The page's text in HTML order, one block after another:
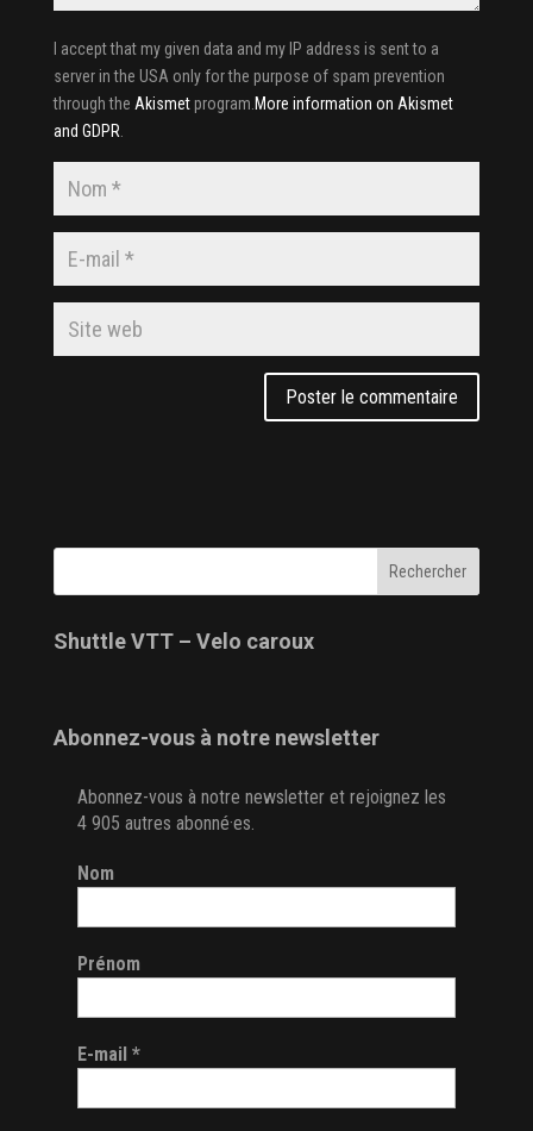
I accept that my given data and my IP address is sent to a
server in the USA only for the purpose of spam prevention
through the Akismetprogram. More information on Akismet
and GDPR
Shuttle VTT – Velo caroux
Abonnez-vous à notre newsletter
Abonnez-vous à notre newsletter et rejoignez les
4 905 autres abonné·es.
Nom
Prénom
E-mail *